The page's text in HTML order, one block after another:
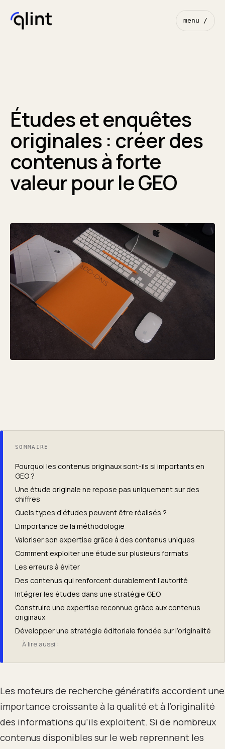
menu /
Études et enquêtes
originales : créer des
contenus à forte
valeur pour le GEO
SOMMAIRE
Pourquoi les contenus originaux sont-ils si importants en
GEO ?
Une étude originale ne repose pas uniquement sur des
chiffres
Quels types d’études peuvent être réalisés ?
L’importance de la méthodologie
Valoriser son expertise grâce à des contenus uniques
Comment exploiter une étude sur plusieurs formats
Les erreurs à éviter
Des contenus qui renforcent durablement l’autorité
Intégrer les études dans une stratégie GEO
Construire une expertise reconnue grâce aux contenus
originaux
Développer une stratégie éditoriale fondée sur l’originalité
À lire aussi :
Les moteurs de recherche génératifs accordent une
importance croissante à la qualité et à l’originalité
des informations qu’ils exploitent. Si de nombreux
contenus disponibles sur le web reprennent les